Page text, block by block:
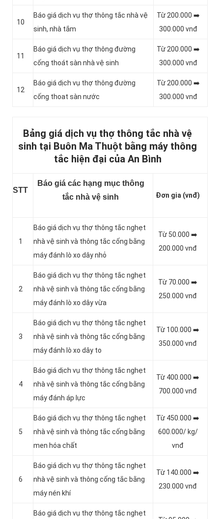
10
Báo giá dịch vụ thợ thông tắc nhà vệ
sinh, nhà tắm
Từ 200.000 ➡️
300.000 vnđ
11
Báo giá dịch vụ thợ thông đường
cống thoát sàn nhà vệ sinh
Từ 200.000 ➡️
300.000 vnđ
12
Báo giá dịch vụ thợ thông đường
cống thoat sàn nước
Từ 200.000 ➡️
300.000 vnđ
Bảng giá dịch vụ thợ thông tắc nhà vệ
sinh tại Buôn Ma Thuột bằng máy thông
tắc hiện đại của An Bình
STT
Báo giá các hạng mục thông
tắc nhà vệ sinh
Đơn gia (vnđ)
1
Báo giá dịch vụ thợ thông tắc nghẹt
nhà vệ sinh và thông tắc cống bằng
máy đánh lò xo dây nhỏ
Từ 50.000 ➡️
200.000 vnđ
2
Báo giá dịch vụ thợ thông tắc nghẹt
nhà vệ sinh và thông tắc cống bằng
máy đánh lò xo dây vừa
Từ 70.000 ➡️
250.000 vnđ
3
Báo giá dịch vụ thợ thông tắc nghẹt
nhà vệ sinh và thông tắc cống bằng
máy đánh lò xo dây to
Từ 100.000 ➡️
350.000 vnđ
4
Báo giá dịch vụ thợ thông tắc nghẹt
nhà vệ sinh và thông tắc cống bằng
máy đánh áp lực
Từ 400.000 ➡️
700.000 vnđ
5
Báo giá dịch vụ thợ thông tắc nghẹt
nhà vệ sinh và thông tắc cống bằng
men hóa chất
Từ 450.000 ➡️
600.000/ kg/
vnđ
6
Báo giá dịch vụ thợ thông tắc nghẹt
nhà vệ sinh và thông cống tắc bằng
máy nén khí
Từ 140.000 ➡️
230.000 vnđ
Báo giá dịch vụ thợ thông tắc nghẹt